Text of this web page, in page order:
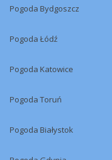
Pogoda Bydgoszcz
Pogoda Łódź
Pogoda Katowice
Pogoda Toruń
Pogoda Białystok